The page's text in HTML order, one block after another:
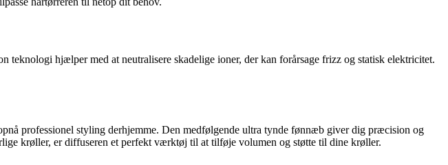
hjælper med at neutralisere skadelige ioner, der kan forårsage frizz og statisk elektricitet.
professionel styling derhjemme. Den medfølgende ultra tynde fønnæb giver dig præcision og
krøller, er diffuseren et perfekt værktøj til at tilføje volumen og støtte til dine krøller.